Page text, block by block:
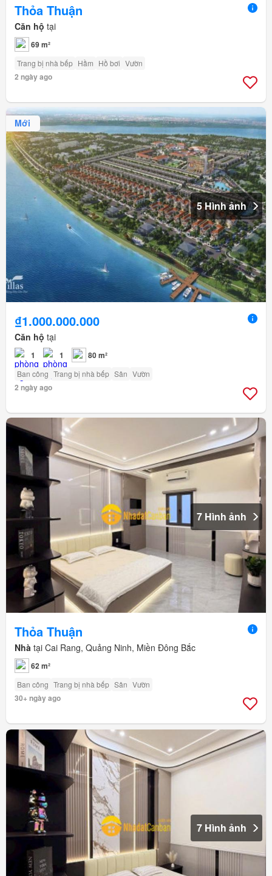
Thỏa Thuận
Căn hộ tại
69 m²
Trang bị nhà bếp Hầm Hồ bơi Vườn
2 ngày ago
Mới
5 Hình ảnh
₫1.000.000.000
Căn hộ tại
1 1 80 m²
Ban công Trang bị nhà bếp Sân Vườn
2 ngày ago
7 Hình ảnh
Thỏa Thuận
Nhà tại Cai Rang, Quảng Ninh, Miền Đông Bắc
62 m²
Ban công Trang bị nhà bếp Sân Vườn
30+ ngày ago
7 Hình ảnh